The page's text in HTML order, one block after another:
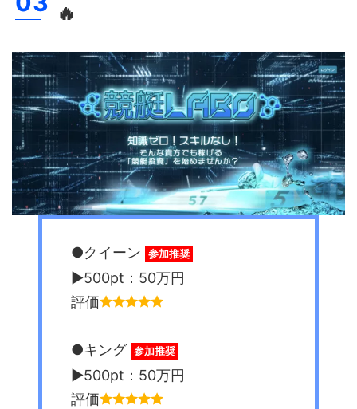
🔥
●クイーン 参加推奨
▶︎500pt：50万円
評価
●キング 参加推奨
▶︎500pt：50万円
評価